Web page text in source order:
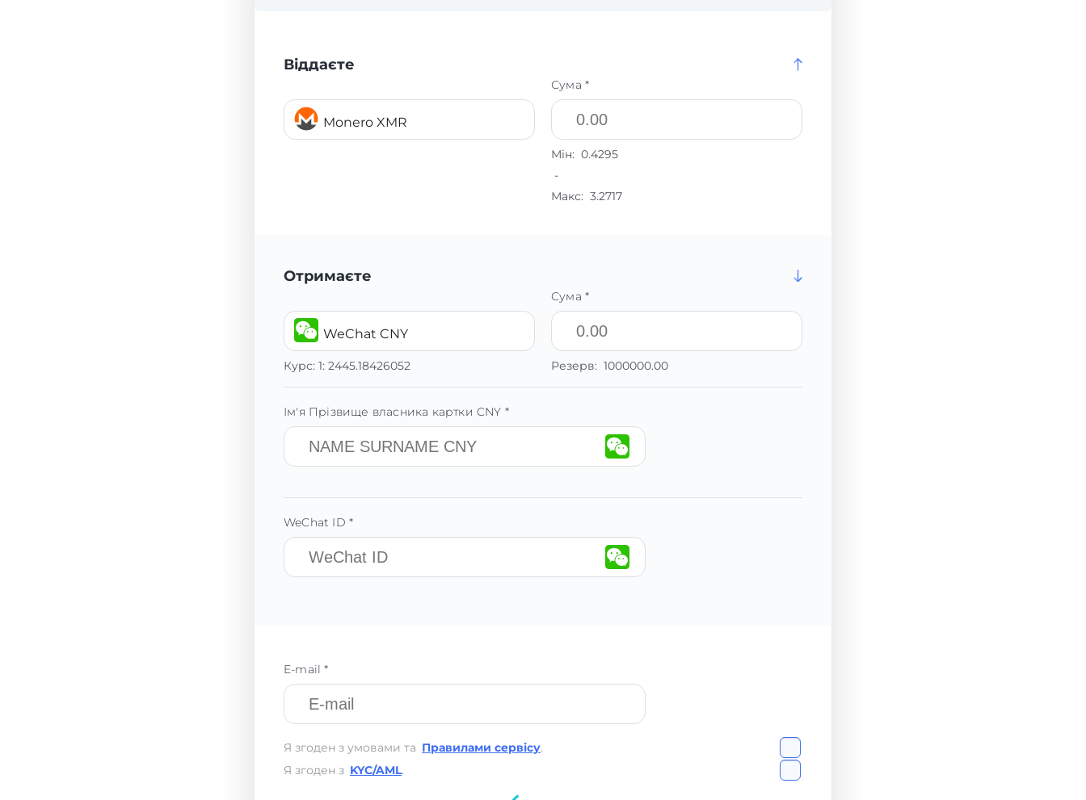
Віддаєте
Monero XMR
Сума *
Мін: 0.4295
-
Макс: 3.2717
Отримаєте
WeChat CNY
Курс: 1: 2445.18426052
Сума *
Резерв: 1000000.00
Ім'я Прізвище власника картки CNY *
WeChat ID *
E-mail *
Я згоден з умовами та Правилами сервісу.
Я згоден з KYC/AML.